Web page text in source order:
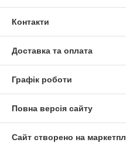
Контакти
Доставка та оплата
Графік роботи
Повна версія сайту
Сайт створено на